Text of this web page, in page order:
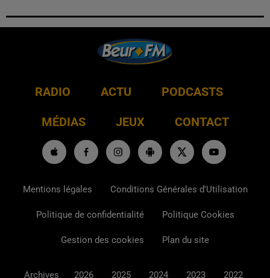
RADIO ACTU PODCASTS
MÉDIAS JEUX CONTACT
Mentions légales Conditions Générales d'Utilisation
Politique de confidentialité Politique Cookies
Gestion des cookies Plan du site
Archives 2026 2025 2024 2023 2022